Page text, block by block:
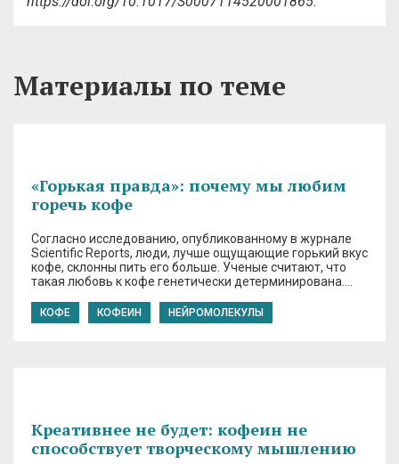
Материалы по теме
«Горькая правда»: почему мы любим
горечь кофе
Согласно исследованию, опубликованному в журнале
Scientific Reports, люди, лучше ощущающие горький вкус
кофе, склонны пить его больше. Ученые считают, что
такая любовь к кофе генетически детерминирована….
КОФЕ КОФЕИН НЕЙРОМОЛЕКУЛЫ
Креативнее не будет: кофеин не
способствует творческому мышлению